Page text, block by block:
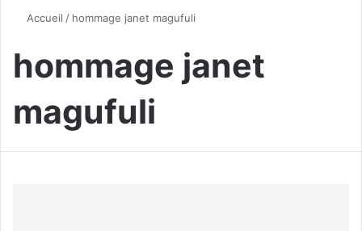
Accueil / hommage janet magufuli
hommage janet
magufuli